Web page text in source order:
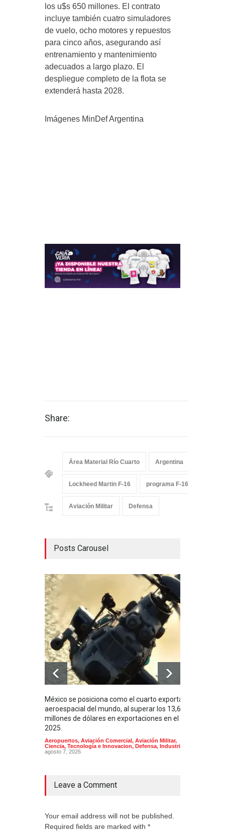
los u$s 650 millones. El contrato
incluye también cuatro simuladores
de vuelo, ocho motores y repuestos
para cinco años, asegurando así
entrenamiento y mantenimiento
adecuados a largo plazo. El
despliegue completo de la flota se
extenderá hasta 2028.
Imágenes MinDef Argentina
Share:
Área Material Río Cuarto Argentina
Lockheed Martin F-16 programa F-16M
Aviación Militar Defensa
Posts Carousel
México se posiciona como el cuarto exportador
aeroespacial del mundo, al superar los 13,600
millones de dólares en exportaciones en el
2025.
Aeropuertos, Aviación Comercial, Aviación Militar,
Ciencia, Tecnología e Innovacion, Defensa, Industria
agosto 7, 2026
Leave a Comment
Your email address will not be published.
Required fields are marked with *